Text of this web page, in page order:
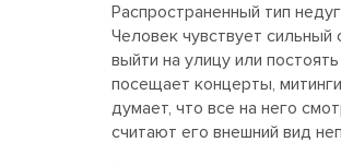
Распространенный тип
Человек чувствует
выйти на улицу или
посещает концерты,
думает, что все на него
считают его внешний вид